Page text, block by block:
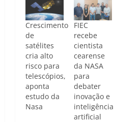
Crescimento
de
satélites
cria alto
risco para
telescópios,
aponta
estudo da
Nasa
FIEC
recebe
cientista
cearense
da NASA
para
debater
inovação e
inteligência
artificial